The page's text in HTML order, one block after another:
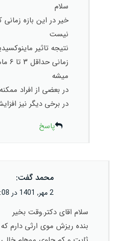
سلام
خیر در این بازه
نیست
نتیجه تاثیر
میشه
در بعضی از افراد
در برخی دیگر نیز
پاسخ
محمد گفت:
2 مهر, 1401 در 3:08 ق.ظ
سلام اقای دکتر.وقت بخیر
بنده ریزش موی ارثی دارم